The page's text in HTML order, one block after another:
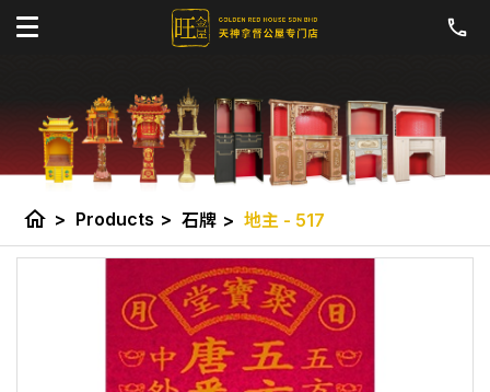
home > Products > 石牌 > 地主 - 517